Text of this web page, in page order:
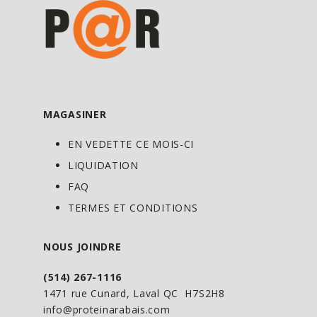
Calories 100
Matières grasses totales 1g
Cholestérol 0mg
Sodium 230mg
Fibres alimentaires <1g
Sucres totaux 3g
Protéines 15g
MAGASINER
EN VEDETTE CE MOIS-CI
LIQUIDATION
FAQ
TERMES ET CONDITIONS
NOUS JOINDRE
(514) 267-1116
1471 rue Cunard, Laval QC H7S2H8
info@proteinarabais.com